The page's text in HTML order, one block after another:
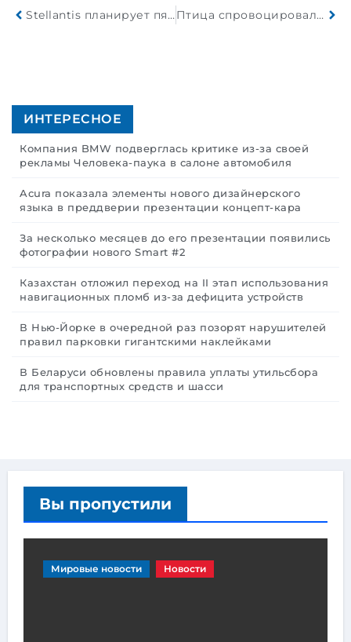
Stellantis планирует пятилетнюю реорганизацию стоимостью 70 миллиардов долларов Птица спровоцировала ДТП с опрокидыванием автомобиля
ИНТЕРЕСНОЕ
Компания BMW подверглась критике из-за своей
рекламы Человека-паука в салоне автомобиля
Acura показала элементы нового дизайнерского
языка в преддверии презентации концепт-кара
За несколько месяцев до его презентации появились
фотографии нового Smart #2
Казахстан отложил переход на II этап использования
навигационных пломб из-за дефицита устройств
В Нью-Йорке в очередной раз позорят нарушителей
правил парковки гигантскими наклейками
В Беларуси обновлены правила уплаты утильсбора
для транспортных средств и шасси
Вы пропустили
Мировые новости Новости